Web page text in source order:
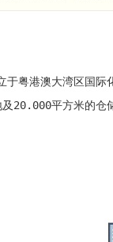
粤港澳大湾区国